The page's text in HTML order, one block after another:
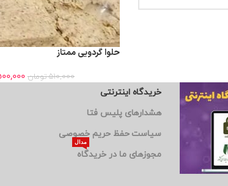
حلوا گردویی ممتاز
510,000 تومان
خریدگاه اینترنتی
هشدارهای پلیس فتا
سیاست حفظ حریم خصوصی
مجوزهای ما در خریدگاه
مدال